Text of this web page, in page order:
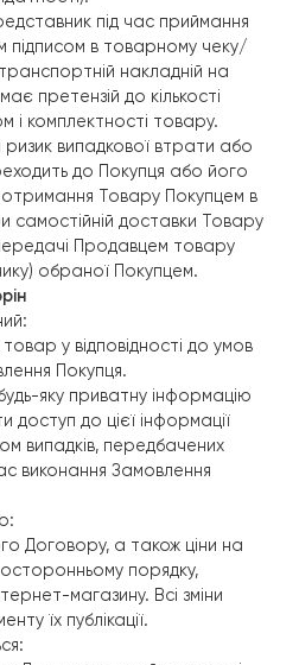
орієнтовну вартість
Покупця під час
запитом до Продавця шляхом
пошту або при
через оператора інтернет-
по оплаті Товару
Продавцю коштів
і Покупцем за Товар
зазначеними на сайті
і Доставка».
Покупець повинен у
служби доставки
Товару якісним і кількісним
товару, кількість,
під час
підписом в товарному
транспортній накладній на
має претензій до кількості
і комплектності товару.
ризик випадкової втрати